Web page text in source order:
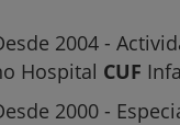
2004 -
Hospital CUF
2000 -